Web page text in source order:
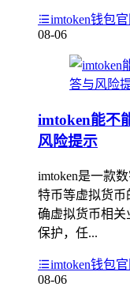
imtoken钱包
08-06
imtoken能不
风险提示
imtoken是一款
特币等虚拟货币
确虚拟货币相
保护，任...
imtoken钱包
08-06